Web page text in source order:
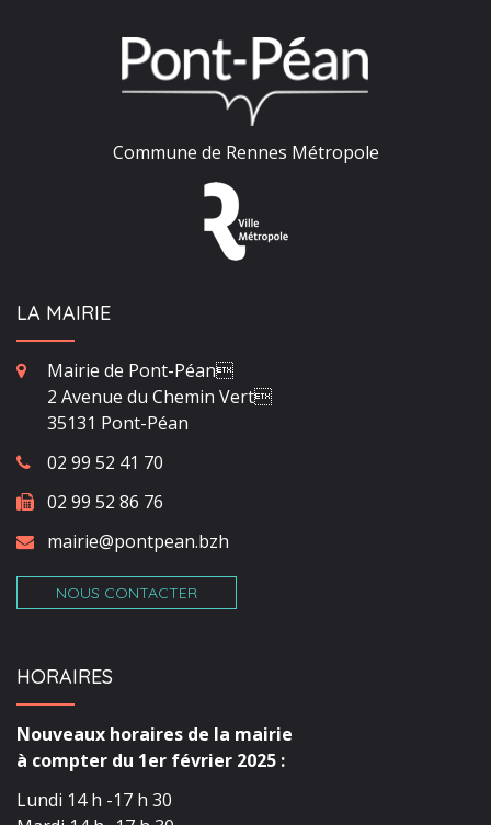
Commune de Rennes Métropole
LA MAIRIE
Mairie de Pont-Péan
2 Avenue du Chemin Vert
35131 Pont-Péan
02 99 52 41 70
02 99 52 86 76
mairie@pontpean.bzh
NOUS CONTACTER
HORAIRES
Nouveaux horaires de la mairie
à compter du 1er février 2025 :
Lundi 14 h -17 h 30